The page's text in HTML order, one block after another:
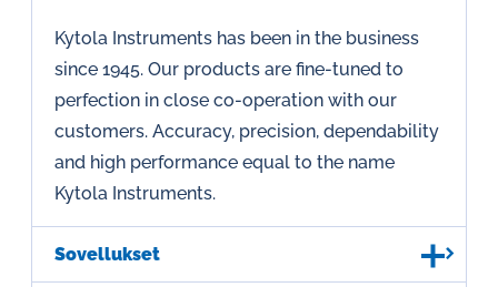
Kytola Instruments has been in the business
since 1945. Our products are fine-tuned to
perfection in close co-operation with our
customers. Accuracy, precision, dependability
and high performance equal to the name
Kytola Instruments.
Sovellukset